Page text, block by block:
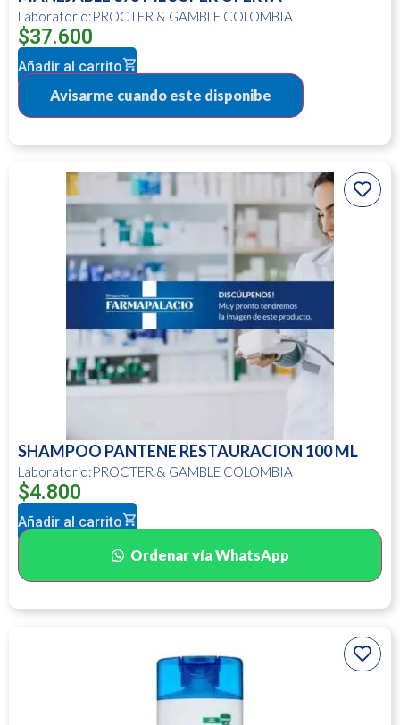
Laboratorio:PROCTER & GAMBLE COLOMBIA
$37.600
Añadir al carrito
SHAMPOO PANTENE RESTAURACION 100 ML
Laboratorio:PROCTER & GAMBLE COLOMBIA
$4.800
Añadir al carrito
Ordenar vía WhatsApp